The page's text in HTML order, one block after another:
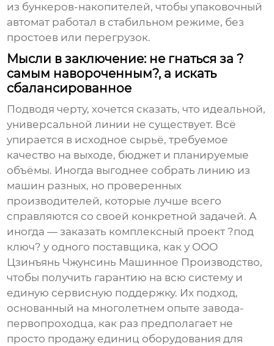
из бункеров-накопителей, чтобы упаковочный
автомат работал в стабильном режиме, без
простоев или перегрузок.
Мысли в заключение: не гнаться за ?
самым навороченным?, а искать
сбалансированное
Подводя черту, хочется сказать, что идеальной,
универсальной линии не существует. Всё
упирается в исходное сырьё, требуемое
качество на выходе, бюджет и планируемые
объёмы. Иногда выгоднее собрать линию из
машин разных, но проверенных
производителей, которые лучше всего
справляются со своей конкретной задачей. А
иногда — заказать комплексный проект ?под
ключ? у одного поставщика, как у ООО
Цзинъянь Чжунсинь Машинное Производство,
чтобы получить гарантию на всю систему и
единую сервисную поддержку. Их подход,
основанный на многолетнем опыте завода-
первопроходца, как раз предполагает не
просто продажу единиц оборудования для